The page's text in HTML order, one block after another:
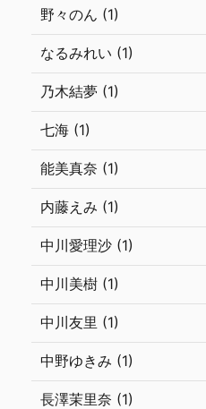
野々のん (1)
なるみれい (1)
乃木結夢 (1)
七海 (1)
能美真奈 (1)
内藤えみ (1)
中川愛理沙 (1)
中川美樹 (1)
中川友里 (1)
中野ゆきみ (1)
長澤茉里奈 (1)